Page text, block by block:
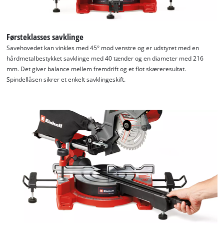
Førsteklasses savklinge
Savehovedet kan vinkles med 45° mod venstre og er udstyret med en
hårdmetalbestykket savklinge med 40 tænder og en diameter med 216
mm. Det giver balance mellem fremdrift og et flot skæreresultat.
Spindellåsen sikrer et enkelt savklingeskift.